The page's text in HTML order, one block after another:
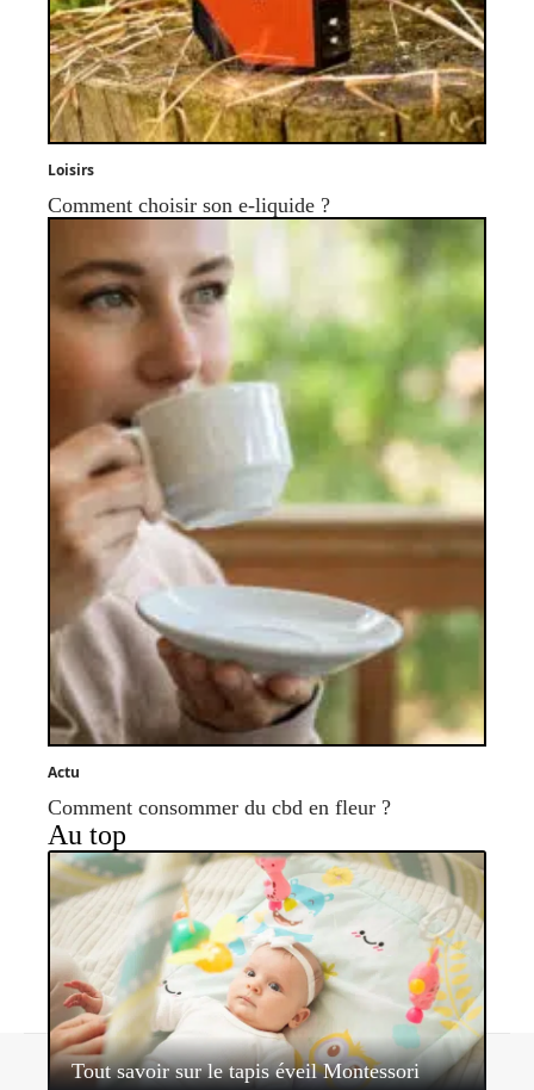
Loisirs
Comment choisir son e-liquide ?
Actu
Comment consommer du cbd en fleur ?
Au top
Tout savoir sur le tapis éveil Montessori
Contact Mentions légales Sitemap